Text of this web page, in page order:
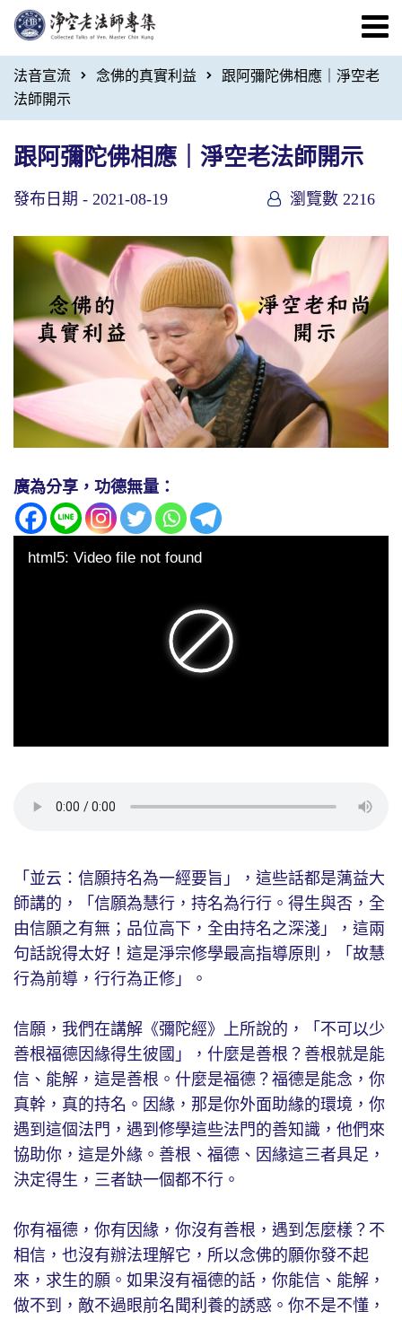
法音宣流 念佛的真實利益
跟阿彌陀佛相應｜淨空老
法師開示
跟阿彌陀佛相應｜淨空老法師開示
發布日期 - 2021-08-19 瀏覽數 2216
廣為分享，功德無量：
html5: Video file not found
「並云：信願持名為一經要旨」，這些話都是蕅益大
師講的，「信願為慧行，持名為行行。得生與否，全
由信願之有無；品位高下，全由持名之深淺」，這兩
句話說得太好！這是淨宗修學最高指導原則，「故慧
行為前導，行行為正修」。
信願，我們在講解《彌陀經》上所說的，「不可以少
善根福德因緣得生彼國」，什麼是善根？善根就是能
信、能解，這是善根。什麼是福德？福德是能念，你
真幹，真的持名。因緣，那是你外面助緣的環境，你
遇到這個法門，遇到修學這些法門的善知識，他們來
協助你，這是外緣。善根、福德、因緣這三者具足，
決定得生，三者缺一個都不行。
你有福德，你有因緣，你沒有善根，遇到怎麼樣？不
相信，也沒有辦法理解它，所以念佛的願你發不起
來，求生的願。如果沒有福德的話，你能信、能解，
做不到，敵不過眼前名聞利養的誘惑。你不是不懂，